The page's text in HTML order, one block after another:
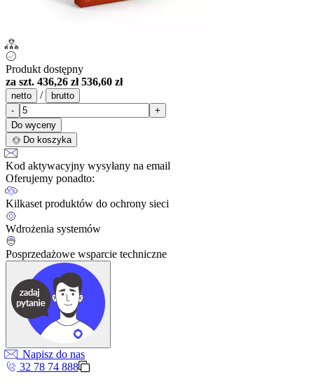
Produkt dostępny
za szt. 436,26 zł 536,60 zł
netto /
brutto
-
+
Do wyceny
Do koszyka
Kod aktywacyjny wysyłany na email
Oferujemy ponadto:
Kilkaset produktów do ochrony sieci
Wdrożenia systemów
Posprzedażowe wsparcie techniczne
Napisz do nas
32 78 74 888